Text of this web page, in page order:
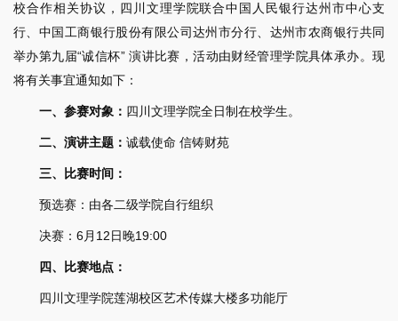
校合作相关协议，四川文理学院联合中国人民银行达州市中心支
行、中国工商银行股份有限公司达州市分行、达州市农商银行共同
举办第九届“诚信杯” 演讲比赛，活动由财经管理学院具体承办。现
将有关事宜通知如下：
一、参赛对象： 四川文理学院全日制在校学生。
二、演讲主题： 诚载使命 信铸财苑
三、比赛时间：
预选赛：由各二级学院自行组织
决赛：6月12日晚19:00
四、比赛地点：
四川文理学院莲湖校区艺术传媒大楼多功能厅